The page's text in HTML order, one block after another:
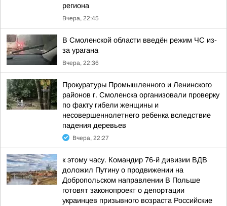
региона
Вчера, 22:45
В Смоленской области введён режим ЧС из-
за урагана
Вчера, 22:36
Прокуратуры Промышленного и Ленинского
районов г. Смоленска организовали проверку
по факту гибели женщины и
несовершеннолетнего ребенка вследствие
падения деревьев
Вчера, 22:27
к этому часу. Командир 76-й дивизии ВДВ
доложил Путину о продвижении на
Добропольском направлении В Польше
готовят законопроект о депортации
украинцев призывного возраста Российские